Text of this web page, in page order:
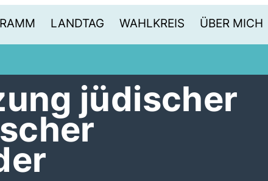
LANDTAG WAHLKREIS ÜBER MICH
jüdischer